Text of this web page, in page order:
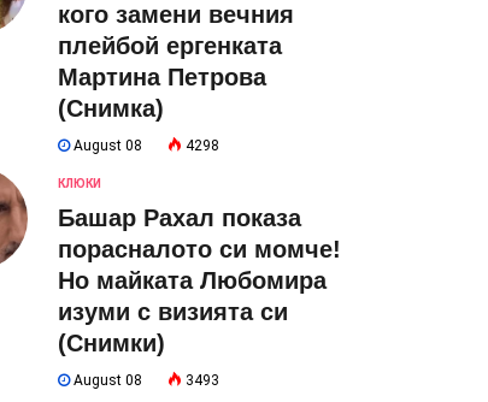
кого замени вечния
плейбой ергенката
Мартина Петрова
(Снимка)
August 08 4298
КЛЮКИ
Башар Рахал показа
порасналото си момче!
Но майката Любомира
изуми с визията си
(Снимки)
August 08 3493